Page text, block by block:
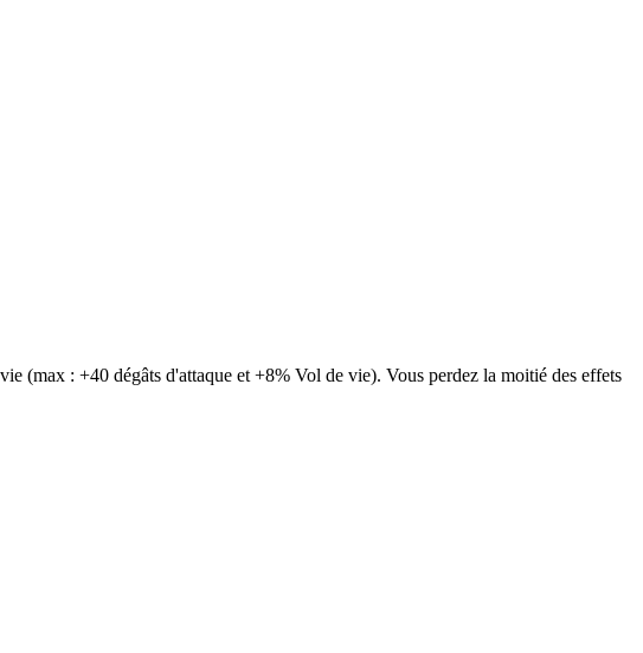
(max : +40 dégâts d'attaque et +8% Vol de vie). Vous perdez la moitié des effets